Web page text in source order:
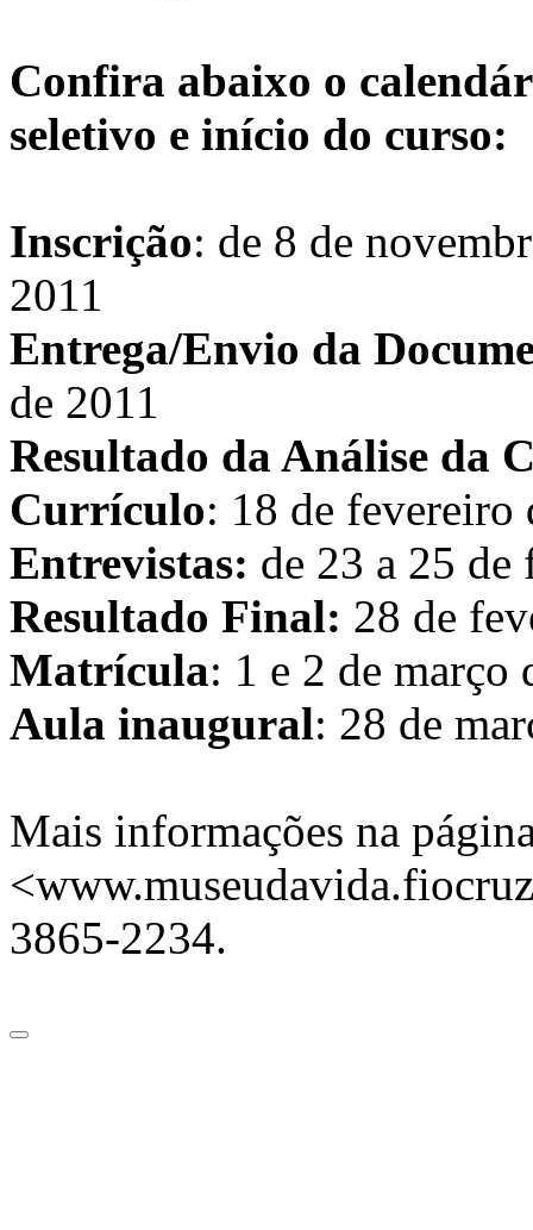
Confira abaixo o
seletivo e início do curso:
Inscrição: de 8 de
2011
Entrega/Envio da
de 2011
Resultado da Análise da
Currículo: 18 de fevereiro
Entrevistas: de 23 a 25 de
Resultado Final: 28 de
Matrícula: 1 e 2 de março
Aula inaugural: 28 de
Mais informações na
3865-2234.